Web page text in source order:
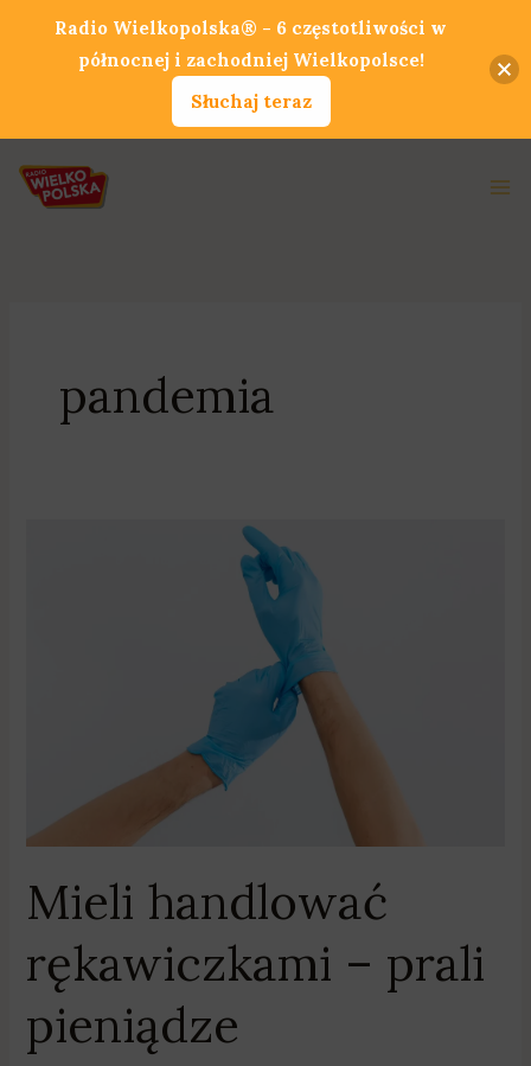
pandemia
Mieli handlować
rękawiczkami – prali
pieniądze
Radio Wielkopolska® - 6 częstotliwości w
północnej i zachodniej Wielkopolsce!
Słuchaj teraz